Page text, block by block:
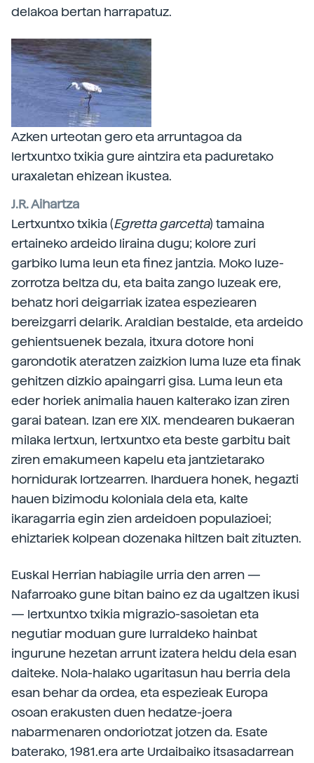
delakoa bertan harrapatuz.
Azken urteotan gero eta arruntagoa da
lertxuntxo txikia gure aintzira eta paduretako
uraxaletan ehizean ikustea.
J.R. Aihartza
Lertxuntxo txikia (Egretta garcetta) tamaina
ertaineko ardeido liraina dugu; kolore zuri
garbiko luma leun eta finez jantzia. Moko luze-
zorrotza beltza du, eta baita zango luzeak ere,
behatz hori deigarriak izatea espeziearen
bereizgarri delarik. Araldian bestalde, eta ardeido
gehientsuenek bezala, itxura dotore honi
garondotik ateratzen zaizkion luma luze eta finak
gehitzen dizkio apaingarri gisa. Luma leun eta
eder horiek animalia hauen kalterako izan ziren
garai batean. Izan ere XIX. mendearen bukaeran
milaka lertxun, lertxuntxo eta beste garbitu bait
ziren emakumeen kapelu eta jantzietarako
hornidurak lortzearren. Iharduera honek, hegazti
hauen bizimodu koloniala dela eta, kalte
ikaragarria egin zien ardeidoen populazioei;
ehiztariek kolpean dozenaka hiltzen bait zituzten.
Euskal Herrian habiagile urria den arren —
Nafarroako gune bitan baino ez da ugaltzen ikusi
— lertxuntxo txikia migrazio-sasoietan eta
negutiar moduan gure lurraldeko hainbat
ingurune hezetan arrunt izatera heldu dela esan
daiteke. Nola-halako ugaritasun hau berria dela
esan behar da ordea, eta espezieak Europa
osoan erakusten duen hedatze-joera
nabarmenaren ondoriotzat jotzen da. Esate
baterako, 1981.era arte Urdaibaiko itsasadarrean